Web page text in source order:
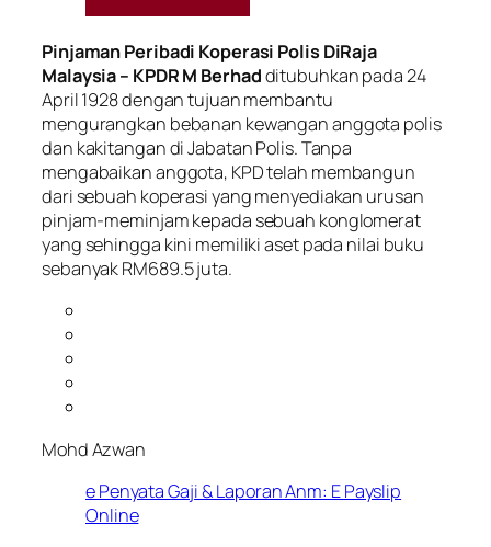
Pinjaman Peribadi Koperasi Polis DiRaja
Malaysia – KPDR M Berhadditubuhkan pada 24
April 1928 dengan tujuan membantu
mengurangkan bebanan kewangan anggota polis
dan kakitangan di Jabatan Polis. Tanpa
mengabaikan anggota, KPD telah membangun
dari sebuah koperasi yang menyediakan urusan
pinjam-meminjam kepada sebuah konglomerat
yang sehingga kini memiliki aset pada nilai buku
sebanyak RM689.5 juta.
Mohd Azwan
e Penyata Gaji & Laporan Anm: E Payslip
Online